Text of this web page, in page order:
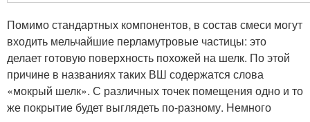
Помимо стандартных компонентов, в состав смеси могут
входить мельчайшие перламутровые частицы: это
делает готовую поверхность похожей на шелк. По этой
причине в названиях таких ВШ содержатся слова
«мокрый шелк». С различных точек помещения одно и то
же покрытие будет выглядеть по-разному. Немного